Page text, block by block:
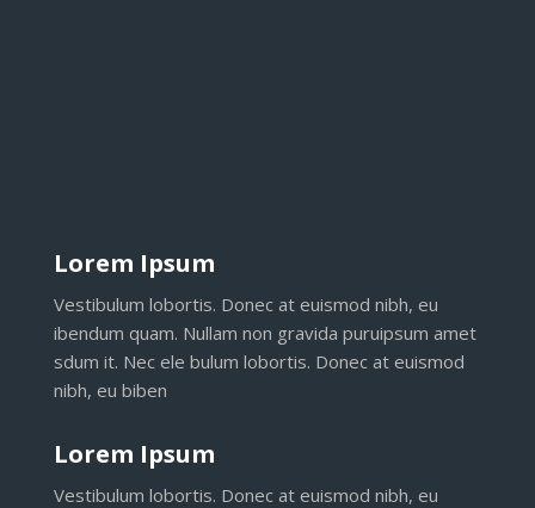
Lorem Ipsum
Vestibulum lobortis. Donec at euismod nibh, eu
ibendum quam. Nullam non gravida puruipsum amet
sdum it. Nec ele bulum lobortis. Donec at euismod
nibh, eu biben
Lorem Ipsum
Vestibulum lobortis. Donec at euismod nibh, eu